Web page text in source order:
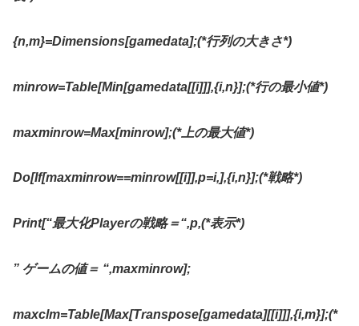
{n,m}=Dimensions[gamedata];(*行列の大きさ*)
minrow=Table[Min[gamedata[[i]]],{i,n}];(*行の最小値*)
maxminrow=Max[minrow];(*上の最大値*)
Do[If[maxminrow==minrow[[i]],p=i,],{i,n}];(*戦略*)
Print[“最大化Playerの戦略＝“,p,(*表示*)
” ゲームの値＝ “,maxminrow];
maxclm=Table[Max[Transpose[gamedata][[i]]],{i,m}];(*